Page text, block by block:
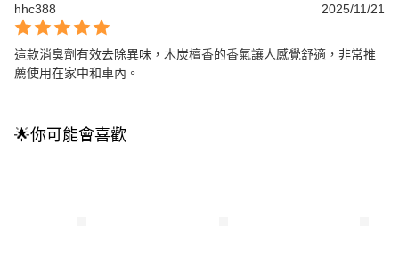
hhc388
2025/11/21
這款消臭劑有效去除異味，木炭檀香的香氣讓人感覺舒適，非常推
薦使用在家中和車內。
🌟你可能會喜歡